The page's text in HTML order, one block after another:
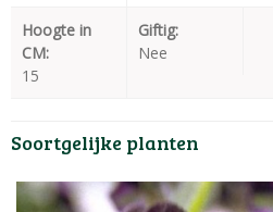
Hoogte in
CM:
15
Giftig:
Nee
Soortgelijke planten